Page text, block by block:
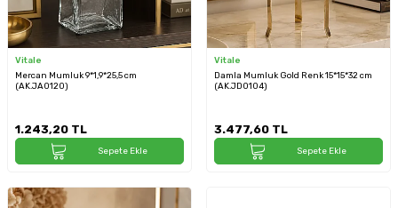
Vitale
Mercan Mumluk 9*1,9*25,5 cm
(AK.JA0120)
1.243,20 TL
Sepete Ekle
Vitale
Damla Mumluk Gold Renk 15*15*32 cm
(AK.JD0104)
3.477,60 TL
Sepete Ekle